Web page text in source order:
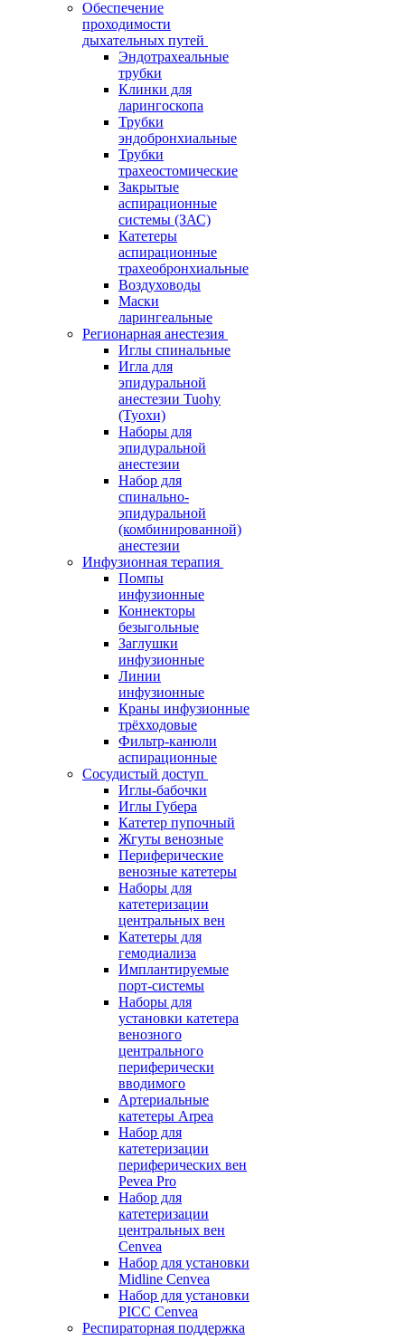
Обеспечение
проходимости
дыхательных путей
Эндотрахеальные
трубки
Клинки для
ларингоскопа
Трубки
эндобронхиальные
Трубки
трахеостомические
Закрытые
аспирационные
системы (ЗАС)
Катетеры
аспирационные
трахеобронхиальные
Воздуховоды
Маски
ларингеальные
Регионарная анестезия
Иглы спинальные
Игла для
эпидуральной
анестезии Tuohy
(Туохи)
Наборы для
эпидуральной
анестезии
Набор для
спинально-
эпидуральной
(комбинированной)
анестезии
Инфузионная терапия
Помпы
инфузионные
Коннекторы
безыгольные
Заглушки
инфузионные
Линии
инфузионные
Краны инфузионные
трёхходовые
Фильтр-канюли
аспирационные
Сосудистый доступ
Иглы-бабочки
Иглы Губера
Катетер пупочный
Жгуты венозные
Периферические
венозные катетеры
Наборы для
катетеризации
центральных вен
Катетеры для
гемодиализа
Имплантируемые
порт‑системы
Наборы для
установки катетера
венозного
центрального
периферически
вводимого
Артериальные
катетеры Arpea
Набор для
катетеризации
периферических вен
Pevea Pro
Набор для
катетеризации
центральных вен
Cenvea
Набор для установки
Midline Cenvea
Набор для установки
PICC Cenvea
Респираторная поддержка